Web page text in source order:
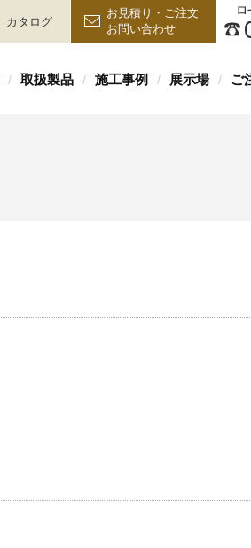
カタログ
お見積り・ご注文
お問い合わせ
/ 取扱製品 / 施工事例 / 展示場 / ご